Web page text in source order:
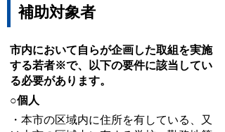
補助対象者
市内において自らが企画した取組を実施
する若者※で、以下の要件に該当してい
る必要があります。
○個人
・本市の区域内に住所を有している、又